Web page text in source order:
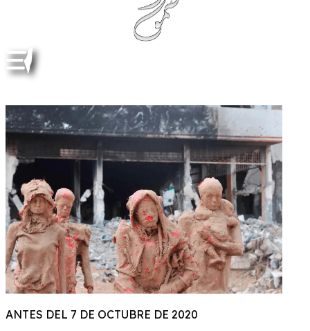
ANTES DEL 7 DE OCTUBRE DE 2020